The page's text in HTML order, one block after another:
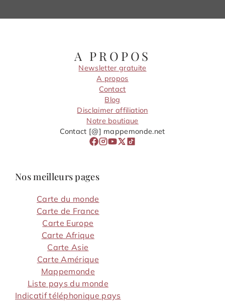
A PROPOS
Newsletter gratuite
A propos
Contact
Blog
Disclaimer affiliation
Notre boutique
Contact [@] mappemonde.net
Nos meilleurs pages
Carte du monde
Carte de France
Carte Europe
Carte Afrique
Carte Asie
Carte Amérique
Mappemonde
Liste pays du monde
Indicatif téléphonique pays